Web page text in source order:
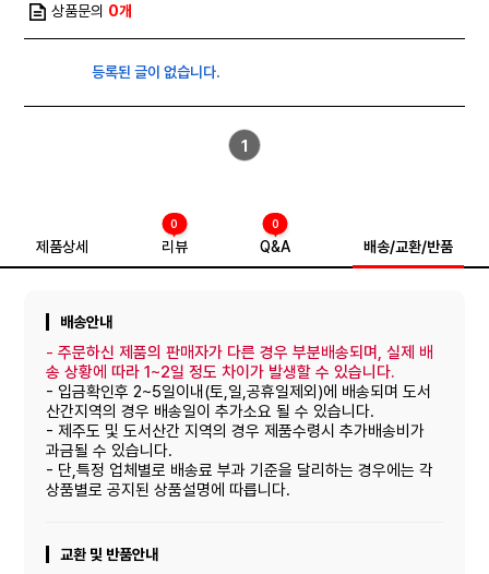
상품문의 0개
등록된 글이 없습니다.
1
제품상세 리뷰
0
Q&A
0
배송/교환/반품
배송안내
-주문하신 제품의 판매자가 다른 경우 부분배송되며, 실제 배
송 상황에 따라 1~2일 정도 차이가 발생할 수 있습니다.
- 입금확인후 2~5일이내(토,일,공휴일제외)에 배송되며 도서
산간지역의 경우 배송일이 추가소요 될 수 있습니다.
- 제주도 및 도서산간 지역의 경우 제품수령시 추가배송비가
과금될 수 있습니다.
- 단,특정 업체별로 배송료 부과 기준을 달리하는 경우에는 각
상품별로 공지된 상품설명에 따릅니다.
교환 및 반품안내